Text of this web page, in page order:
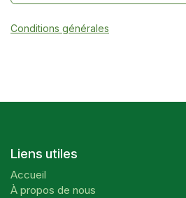
Conditions générales
Liens utiles
Accueil
À propos de nous